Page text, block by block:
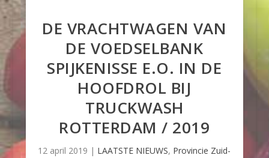
DE VRACHTWAGEN VAN
DE VOEDSELBANK
SPIJKENISSE E.O. IN DE
HOOFDROL BIJ
TRUCKWASH
ROTTERDAM / 2019
12 april 2019 | LAATSTE NIEUWS, Provincie Zuid-